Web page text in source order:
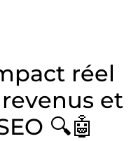
réel
et
🔍🤖